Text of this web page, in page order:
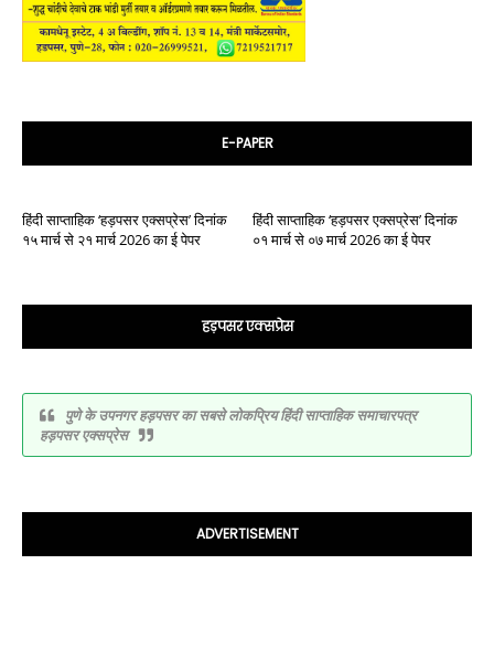
E-PAPER
हिंदी साप्ताहिक ‘हड़पसर एक्सप्रेस’ दिनांक
१५ मार्च से २१ मार्च 2026 का ई पेपर
हिंदी साप्ताहिक ‘हड़पसर एक्सप्रेस’ दिनांक
०१ मार्च से ०७ मार्च 2026 का ई पेपर
हड़पसर एक्सप्रेस
पुणे के उपनगर हड़पसर का सबसे लोकप्रिय हिंदी साप्ताहिक समाचारपत्र
हड़पसर एक्सप्रेस
ADVERTISEMENT